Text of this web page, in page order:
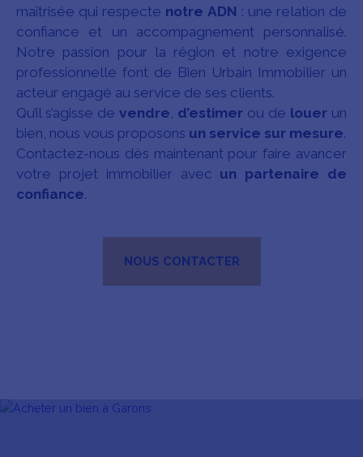
maîtrisée qui respecte notre ADN : une relation de
confiance et un accompagnement personnalisé.
Notre passion pour la région et notre exigence
professionnelle font de Bien Urbain Immobilier un
acteur engagé au service de ses clients.
Qu’il s’agisse de vendre, d’estimer ou de louer un
bien, nous vous proposons un service sur mesure.
Contactez-nous dès maintenant pour faire avancer
votre projet immobilier avec un partenaire de
confiance.
NOUS CONTACTER